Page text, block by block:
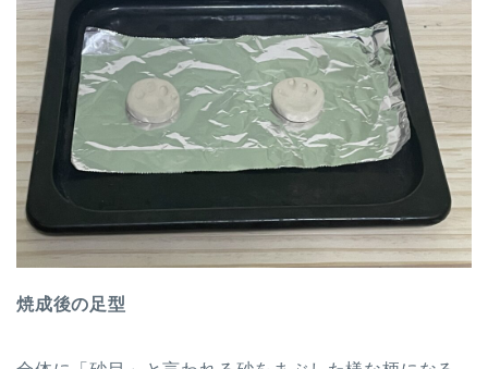
焼成後の足型